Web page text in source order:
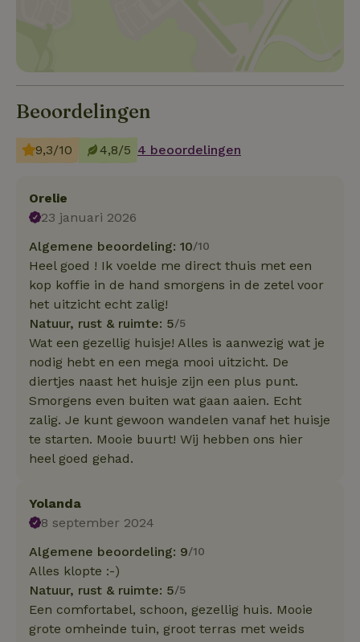
Beoordelingen
9,3/10 4,8/5 4 beoordelingen
Orelie
23 januari 2026
Algemene beoordeling: 10/10
Heel goed ! Ik voelde me direct thuis met een
kop koffie in de hand smorgens in de zetel voor
het uitzicht echt zalig!
Natuur, rust & ruimte: 5/5
Wat een gezellig huisje! Alles is aanwezig wat je
nodig hebt en een mega mooi uitzicht. De
diertjes naast het huisje zijn een plus punt.
Smorgens even buiten wat gaan aaien. Echt
zalig. Je kunt gewoon wandelen vanaf het huisje
te starten. Mooie buurt! Wij hebben ons hier
heel goed gehad.
Yolanda
8 september 2024
Algemene beoordeling: 9/10
Alles klopte :-)
Natuur, rust & ruimte: 5/5
Een comfortabel, schoon, gezellig huis. Mooie
grote omheinde tuin, groot terras met weids